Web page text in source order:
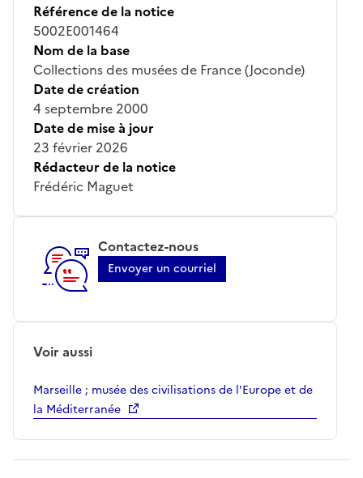
Référence de la notice
5002E001464
Nom de la base
Collections des musées de France (Joconde)
Date de création
4 septembre 2000
Date de mise à jour
23 février 2026
Rédacteur de la notice
Frédéric Maguet
Contactez-nous
Envoyer un courriel
Voir aussi
Marseille ; musée des civilisations de l'Europe et de
la Méditerranée